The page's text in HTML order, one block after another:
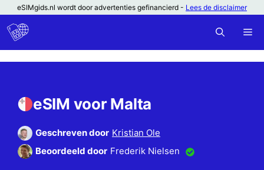
naar
de
inhoud
eSIMgids.nl wordt door advertenties gefinancierd - Lees de disclaimer
eSIM voor Malta
Geschreven door Kristian Ole
Beoordeeld door Frederik Nielsen